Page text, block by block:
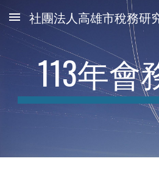
Skip to main content
社團法人高雄市稅務研
113年會